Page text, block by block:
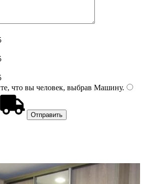
что вы человек, выбрав Машину.